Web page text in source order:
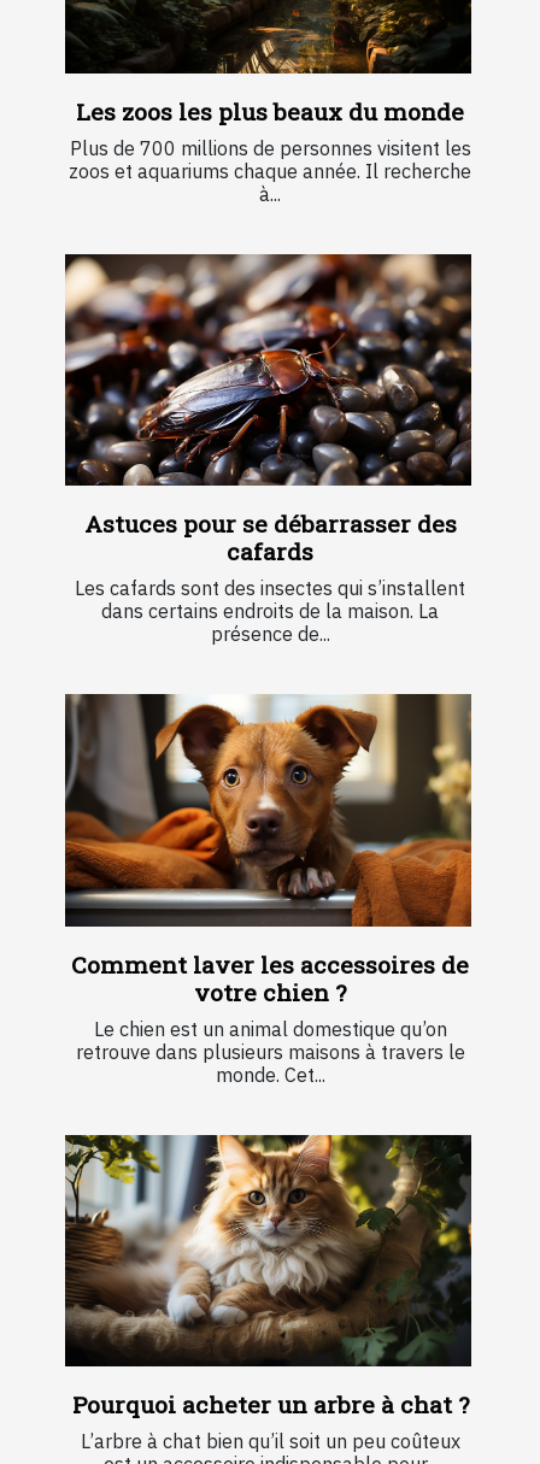
Les zoos les plus beaux du monde
Plus de 700 millions de personnes visitent les
zoos et aquariums chaque année. Il recherche
à...
Astuces pour se débarrasser des
cafards
Les cafards sont des insectes qui s’installent
dans certains endroits de la maison. La
présence de...
Comment laver les accessoires de
votre chien ?
Le chien est un animal domestique qu’on
retrouve dans plusieurs maisons à travers le
monde. Cet...
Pourquoi acheter un arbre à chat ?
L’arbre à chat bien qu’il soit un peu coûteux